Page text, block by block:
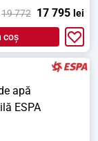
19 772 17 795 lei
coș